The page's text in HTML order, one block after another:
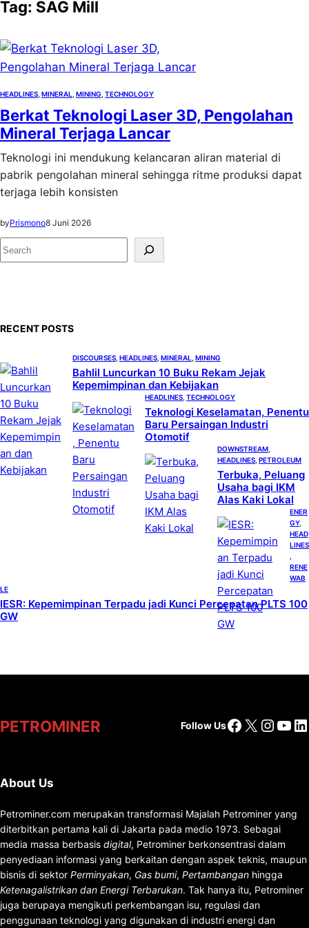
Tag: SAG Mill
HEADLINES MINERAL MINING TECHNOLOGY
Berkat Teknologi Laser 3D, Pengolahan
Mineral Terjaga Lancar
Teknologi ini mendukung kelancaran aliran material di
pabrik pengolahan mineral sehingga ritme produksi dapat
terjaga lebih konsisten
byPrismono8 Juni 2026
S
e
RECENT POSTS
DISCOURSES HEADLINES MINERAL MINING
Bahlil Luncurkan 10 Buku Rekam Jejak
Kepemimpinan dan Kebijakan
HEADLINES TECHNOLOGY
Teknologi Keselamatan, Penentu
Baru Persaingan Industri
Otomotif
DOWNSTREAM
HEADLINES PETROLEUM
Terbuka, Peluang
Usaha bagi IKM
Alas Kaki Lokal
ENER
GY
HEAD
LINES
RENE
WAB
LE
IESR: Kepemimpinan Terpadu jadi Kunci Percepatan PLTS 100
GW
PETROMINER Follow UsFacebook
X
About Us
Petrominer.com merupakan transformasi Majalah Petrominer yang
diterbitkan pertama kali di Jakarta pada medio 1973. Sebagai
media massa berbasis digital, Petrominer berkonsentrasi dalam
penyediaan informasi yang berkaitan dengan aspek teknis, maupun
bisnis di sektor Perminyakan, Gas bumi, Pertambangan hingga
Ketenagalistrikan dan Energi Terbarukan. Tak hanya itu, Petrominer
juga berupaya mengikuti perkembangan isu, regulasi dan
penggunaan teknologi yang digunakan di industri energi dan